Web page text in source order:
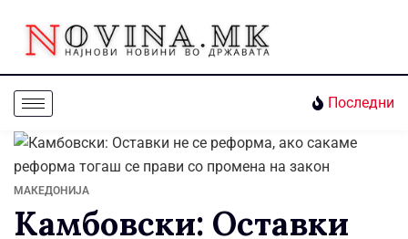
Последни
МАКЕДОНИЈА
Камбовски: Оставки